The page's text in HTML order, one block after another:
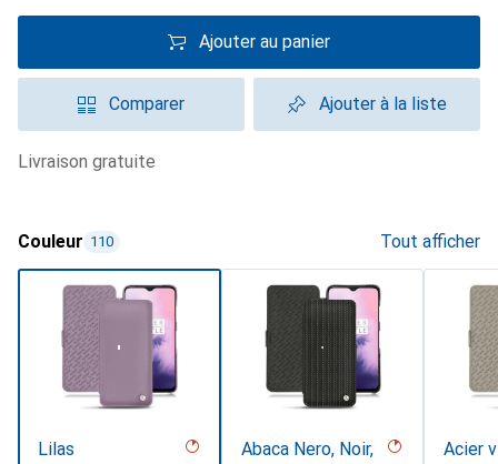
Ajouter au panier
Comparer Ajouter à la liste
livraison gratuite
Couleur 110 Tout afficher
Lilas
Abaca Nero, Noir,
Acier